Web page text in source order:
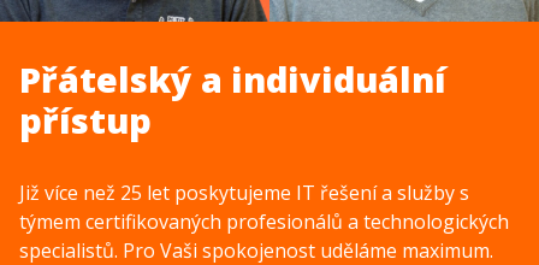
Přátelský a individuální
přístup
Již více než 25 let poskytujeme IT řešení a služby s
týmem certifikovaných profesionálů a technologických
specialistů. Pro Vaši spokojenost uděláme maximum.